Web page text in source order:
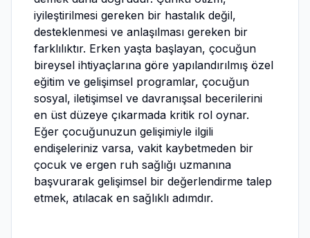
iyileştirilmesi gereken bir hastalık değil,
desteklenmesi ve anlaşılması gereken bir
farklılıktır. Erken yaşta başlayan, çocuğun
bireysel ihtiyaçlarına göre yapılandırılmış özel
eğitim ve gelişimsel programlar, çocuğun
sosyal, iletişimsel ve davranışsal becerilerini
en üst düzeye çıkarmada kritik rol oynar.
Eğer çocuğunuzun gelişimiyle ilgili
endişeleriniz varsa, vakit kaybetmeden bir
çocuk ve ergen ruh sağlığı uzmanına
başvurarak gelişimsel bir değerlendirme talep
etmek, atılacak en sağlıklı adımdır.